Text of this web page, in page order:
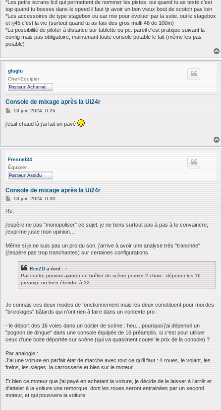
*Les petits écrans lcd qui permettent de nommer les pistes. oui quand tu as testé c'est
top quand tu bosses dans le speed il faut tjr avoir un bon vieux bout de scotch pas loin
*Les accessoires de type stagebox ou ear mix pour évoluer par la suite. oui le stagebox
et rj45 c'est la vie (surtout quand tu as fais des gros multi 48 de 100m)
*La possibilité de piloter à distance sur tablette ou pc. pareil c'est pratique suivant la
config mais pas obligatoire, maintenant toute console potable le fait (même les pas
potable)
gluglu
Chef-Equipier
Console de mixage après la Ui24r
M
s
e
13 juin 2024, 0:26
j'etait chaud là j'ai fait un pavé
Fresnel34
Équipier
Console de mixage après la Ui24r
M
s
g
e
13 juin 2024, 0:30
Re,
j'espère ne pas "monopoliser" ce sujet, je ne tiens surtout pas à pas à te convaincre,
j’exprime juste mon opinion...
Même si je ne suis pas un pro du son, j'arrive à avoir une analyse très "tranchée"
(j'espère pas trop tranchantes) sur certaines configurations
RenZO a écrit : ↑
Par contre pouvoir ajouter un boîtier de scène permet 2 choix : déporter les 16
preamp, ou bien étendre à 32.
Je connais ces deux modes de fonctionnement mais les deux constituent pour moi des
"bricolages" bâtards qui n'ont rien à faire dans un contexte pro :
- le déport des 16 voies dans un boitier de scène : heu... pourquoi j'ai dépensé un
"pognon de dingue" dans une console équipée de 16 préamplis, si c'est pour utiliser
ceux d'une boite déportée sur scène (qui va quasiment couter le prix de la console) ?
Par analogie :
J'ai une voiture en parfait état de marche avec tout ce qu'il faut : 4 roues, le volant, les
freins, les sièges, la carrosserie et bien sur le moteur
Et bien ce moteur que j'ai payé en achetant la voiture, je décide de le laisser à l’arrêt et
d'atteler à la voiture une remorque, dont les roues seront entrainées par un second
moteur, et qui poussera la voiture